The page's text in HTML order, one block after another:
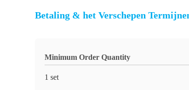
Betaling & het Verschepen
Minimum Order Quantity
1 set